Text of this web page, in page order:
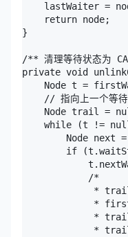
lastWaiter =
    return node;
}
/** 清理等待状态为
private void
Node t =
// 指向上一个等
Node trail =
while (t !=
Node next
if
            /*
*
*
*
*